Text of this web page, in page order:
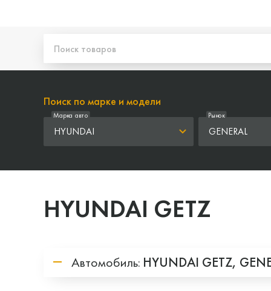
Поиск по марке и модели
HYUNDAI
Марка авто
GENERAL
Рынок
HYUNDAI GETZ
Автомобиль: HYUNDAI GETZ,